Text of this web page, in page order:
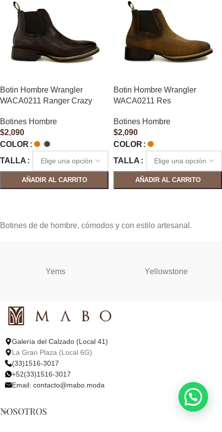
Botin Hombre Wrangler
WACA0211 Ranger Crazy
Botines Hombre
$2,090
COLOR
TALLA
AÑADIR AL CARRITO
Botin Hombre Wrangler
WACA0211 Res
Botines Hombre
$2,090
COLOR
TALLA
AÑADIR AL CARRITO
Botines de de hombre, cómodos y con estilo artesanal.
Yems Yellowstone
Galería del Calzado (Local 41)
La Gran Plaza (Local 6G)
(33)1516-3017
+52(33)1516-3017
Email: contacto@mabo.moda
NOSOTROS